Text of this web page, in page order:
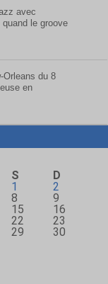
avec
le groove
Orleans du 8
en
S
D
1
2
8
9
15
16
22
23
29
30